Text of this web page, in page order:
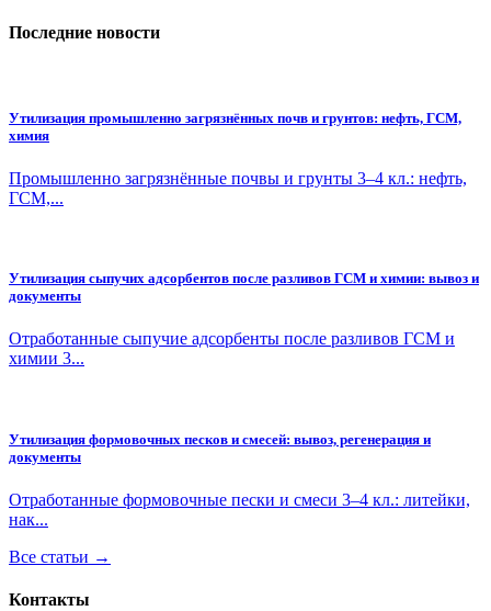
Последние новости
Утилизация промышленно загрязнённых почв и грунтов: нефть, ГСМ,
химия
Промышленно загрязнённые почвы и грунты 3–4 кл.: нефть,
ГСМ,...
Утилизация сыпучих адсорбентов после разливов ГСМ и химии: вывоз и
документы
Отработанные сыпучие адсорбенты после разливов ГСМ и
химии 3...
Утилизация формовочных песков и смесей: вывоз, регенерация и
документы
Отработанные формовочные пески и смеси 3–4 кл.: литейки,
нак...
Все статьи →
Контакты